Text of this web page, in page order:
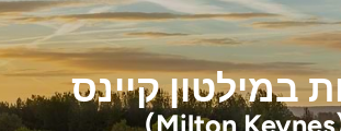
במילטון קיינס